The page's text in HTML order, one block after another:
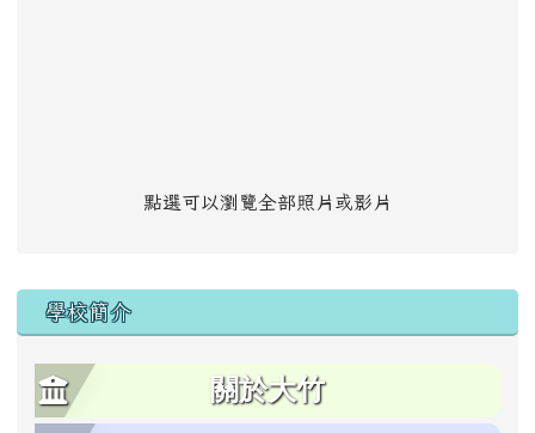
點選可以瀏覽全部照片或影片
學校簡介
關於大竹